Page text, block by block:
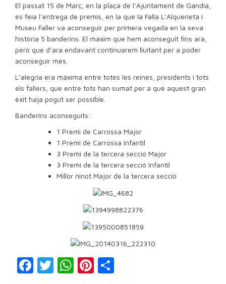
El passat 15 de Març, en la plaça de l’Ajuntament de Gandia,
es feia l’entrega de premis, en la que la Falla L’Alquerieta i
Museu Faller va aconseguir per primera vegada en la seva
història 5 banderins. El màxim que hem aconseguit fins ara,
però que d’ara endavant continuarem lluitant per a poder
aconseguir mès.
L’alegria era màxima entre totes les reines, presidents i tots
els fallers, que entre tots han sumat per a què aquest gran
èxit haja pogut ser possible.
Banderins aconseguits:
1 Premi de Carrossa Major
1 Premi de Carrossa Infantil
3 Premi de la tercera secció Major
3 Premi de la tercera secció Infantil
Millor ninot Major de la tercera secció
Facebook
Twitter
WhatsApp
Pinterest